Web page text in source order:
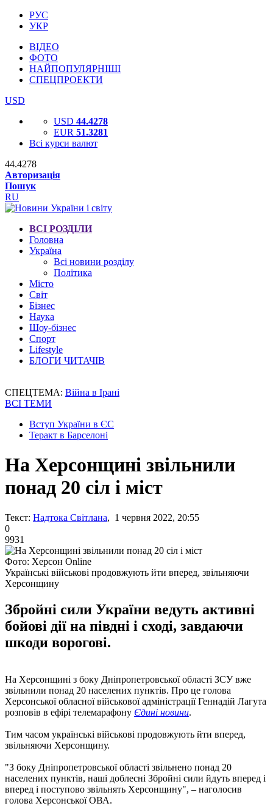
РУС
УКР
ВІДЕО
ФОТО
НАЙПОПУЛЯРНІШІ
СПЕЦПРОЕКТИ
USD
USD 44.4278
EUR 51.3281
Всі курси валют
44.4278
Авторизація
Пошук
RU
ВСІ РОЗДІЛИ
Головна
Україна
Всі новини розділу
Політика
Місто
Світ
Бізнес
Наука
Шоу-бізнес
Спорт
Lifestyle
БЛОГИ ЧИТАЧІВ
СПЕЦТЕМА: Війна в Ірані
ВСІ ТЕМИ
Вступ України в ЄС
Теракт в Барселоні
На Херсонщині звільнили
понад 20 сіл і міст
Текст: Надтока Світлана, 1 червня 2022, 20:55
0
9931
Фото: Херсон Online
Українські військові продовжують йти вперед, звільняючи
Херсонщину
Збройні сили України ведуть активні
бойові дії на півдні і сході, завдаючи
шкоди ворогові.
На Херсонщині з боку Дніпропетровської області ЗСУ вже
звільнили понад 20 населених пунктів. Про це голова
Херсонської обласної військової адміністрації Геннадій Лагута
розповів в ефірі телемарафону Єдині новини.
Тим часом українські військові продовжують йти вперед,
звільняючи Херсонщину.
"З боку Дніпропетровської області звільнено понад 20
населених пунктів, наші доблесні Збройні сили йдуть вперед і
вперед і поступово звільнять Херсонщину", – наголосив
голова Херсонської ОВА.